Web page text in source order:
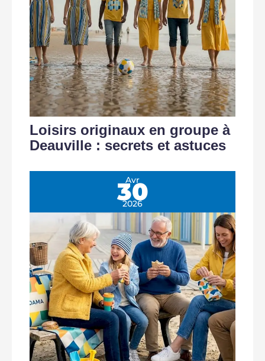
Loisirs originaux en groupe à
Deauville : secrets et astuces
Avr
30
2026